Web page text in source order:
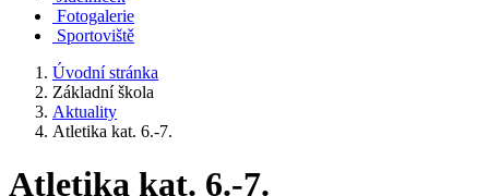
Fotogalerie
Sportoviště
Úvodní stránka
Základní škola
Aktuality
Atletika kat. 6.-7.
Atletika kat. 6.-7.